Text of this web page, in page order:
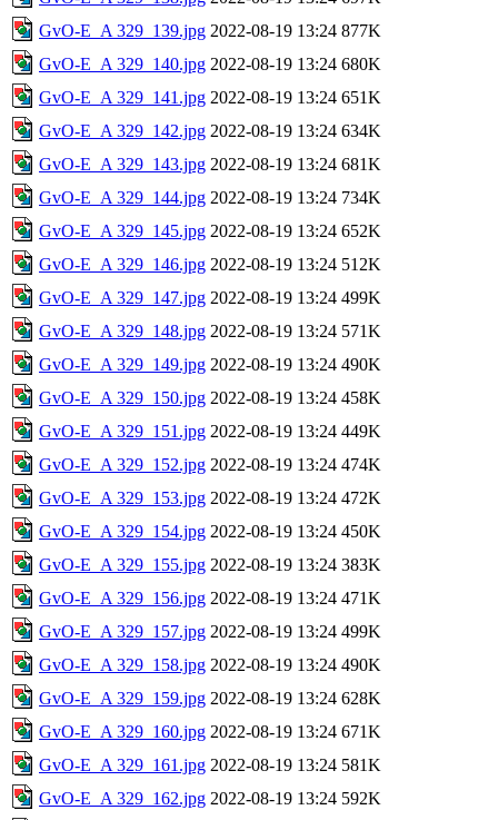
GvO-E_A 329_139.jpg 2022-08-19 13:24 877K
GvO-E_A 329_140.jpg 2022-08-19 13:24 680K
GvO-E_A 329_141.jpg 2022-08-19 13:24 651K
GvO-E_A 329_142.jpg 2022-08-19 13:24 634K
GvO-E_A 329_143.jpg 2022-08-19 13:24 681K
GvO-E_A 329_144.jpg 2022-08-19 13:24 734K
GvO-E_A 329_145.jpg 2022-08-19 13:24 652K
GvO-E_A 329_146.jpg 2022-08-19 13:24 512K
GvO-E_A 329_147.jpg 2022-08-19 13:24 499K
GvO-E_A 329_148.jpg 2022-08-19 13:24 571K
GvO-E_A 329_149.jpg 2022-08-19 13:24 490K
GvO-E_A 329_150.jpg 2022-08-19 13:24 458K
GvO-E_A 329_151.jpg 2022-08-19 13:24 449K
GvO-E_A 329_152.jpg 2022-08-19 13:24 474K
GvO-E_A 329_153.jpg 2022-08-19 13:24 472K
GvO-E_A 329_154.jpg 2022-08-19 13:24 450K
GvO-E_A 329_155.jpg 2022-08-19 13:24 383K
GvO-E_A 329_156.jpg 2022-08-19 13:24 471K
GvO-E_A 329_157.jpg 2022-08-19 13:24 499K
GvO-E_A 329_158.jpg 2022-08-19 13:24 490K
GvO-E_A 329_159.jpg 2022-08-19 13:24 628K
GvO-E_A 329_160.jpg 2022-08-19 13:24 671K
GvO-E_A 329_161.jpg 2022-08-19 13:24 581K
GvO-E_A 329_162.jpg 2022-08-19 13:24 592K